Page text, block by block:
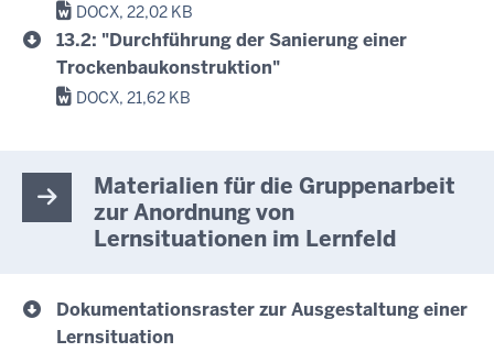
DOCX, 22,02 KB
13.2: "Durchführung der Sanierung einer
Trockenbaukonstruktion"
DOCX, 21,62 KB
Materialien für die Gruppenarbeit
zur Anordnung von
Lernsituationen im Lernfeld
Dokumentationsraster zur Ausgestaltung einer
Lernsituation